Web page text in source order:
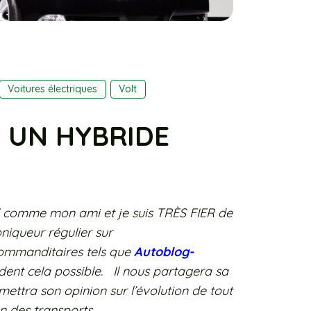
Voitures électriques Volt
HYBRIDE
mon ami et je suis TRÈS FIER de
régulier sur
tels queAutoblog-
cela possible. Il nous partagera sa
son opinion sur l’évolution de tout